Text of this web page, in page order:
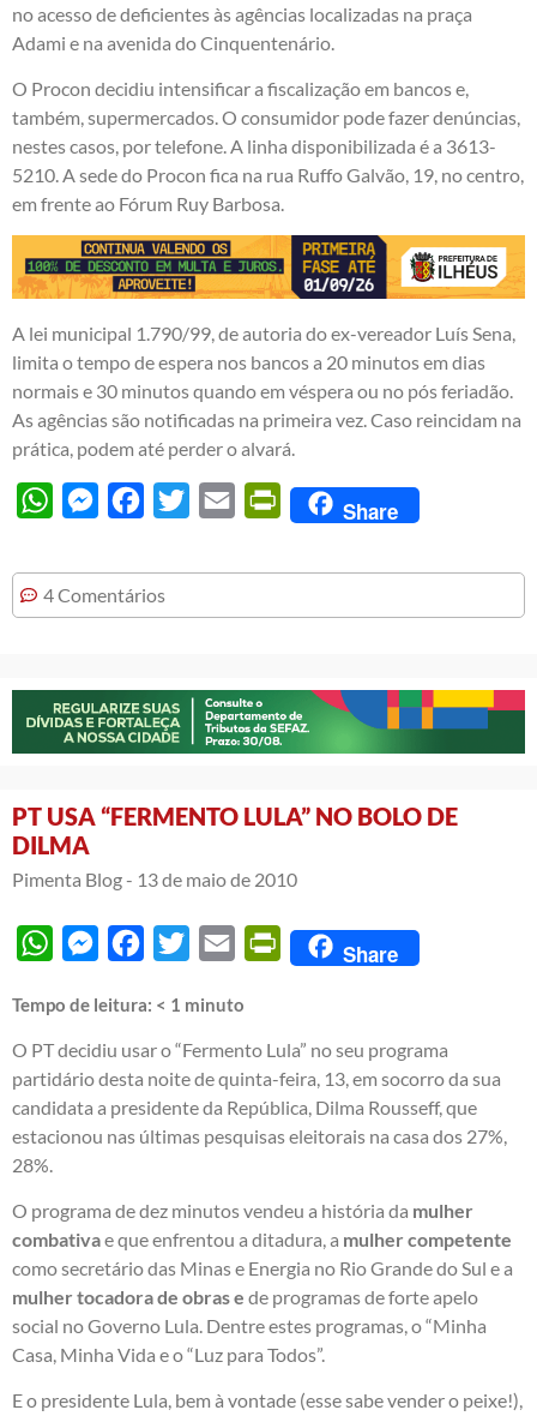
no acesso de deficientes às agências localizadas na praça
Adami e na avenida do Cinquentenário.
O Procon decidiu intensificar a fiscalização em bancos e,
também, supermercados. O consumidor pode fazer denúncias,
nestes casos, por telefone. A linha disponibilizada é a 3613-
5210. A sede do Procon fica na rua Ruffo Galvão, 19, no centro,
em frente ao Fórum Ruy Barbosa.
A lei municipal 1.790/99, de autoria do ex-vereador Luís Sena,
limita o tempo de espera nos bancos a 20 minutos em dias
normais e 30 minutos quando em véspera ou no pós feriadão.
As agências são notificadas na primeira vez. Caso reincidam na
prática, podem até perder o alvará.
WhatsAppMessengerFacebook
Twitter Email PrintFriendly
Share
4 Comentários
PT USA “FERMENTO LULA” NO BOLO DE
DILMA
Pimenta Blog - 13 de maio de 2010
WhatsAppMessengerFacebook
Twitter Email PrintFriendly
Share
Tempo de leitura: < 1 minuto
O PT decidiu usar o “Fermento Lula” no seu programa
partidário desta noite de quinta-feira, 13, em socorro da sua
candidata a presidente da República, Dilma Rousseff, que
estacionou nas últimas pesquisas eleitorais na casa dos 27%,
28%.
O programa de dez minutos vendeu a história da mulher
combativae que enfrentou a ditadura, a mulher competente
como secretário das Minas e Energia no Rio Grande do Sul e a
mulher tocadora de obras e de programas de forte apelo
social no Governo Lula. Dentre estes programas, o “Minha
Casa, Minha Vida e o “Luz para Todos”.
E o presidente Lula, bem à vontade (esse sabe vender o peixe!),